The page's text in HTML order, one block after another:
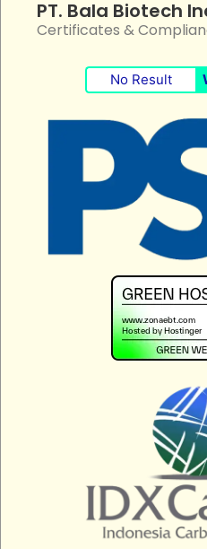
PT. Bala Biotech
Certificates &
No Result